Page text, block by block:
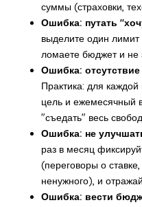
суммы (страховки,
Ошибка: путать
выделите один лимит
ломаете бюджет и не
Ошибка:
Практика: для каждой
цель и ежемесячный
"съедать" весь
Ошибка: не
раз в месяц
(переговоры о
ненужного), и
Ошибка: вести